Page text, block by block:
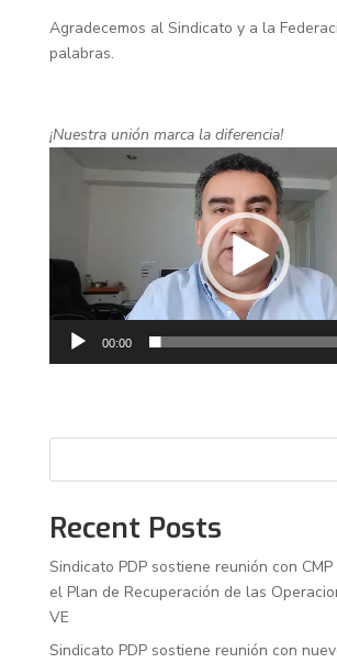
Agradecemos al Sindicato y a la
palabras.
¡Nuestra unión marca la diferencia!
Reproductor
00:00
Recent Posts
Sindicato PDP sostiene reunión con
el Plan de Recuperación de las
VE
Sindicato PDP sostiene reunión con